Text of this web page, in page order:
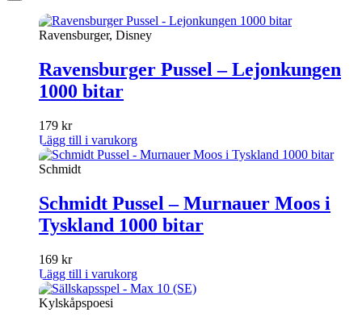
Ravensburger, Disney
Ravensburger Pussel – Lejonkungen
1000 bitar
179 kr
Lägg till i varukorg
Schmidt
Schmidt Pussel – Murnauer Moos i
Tyskland 1000 bitar
169 kr
Lägg till i varukorg
Kylskåpspoesi